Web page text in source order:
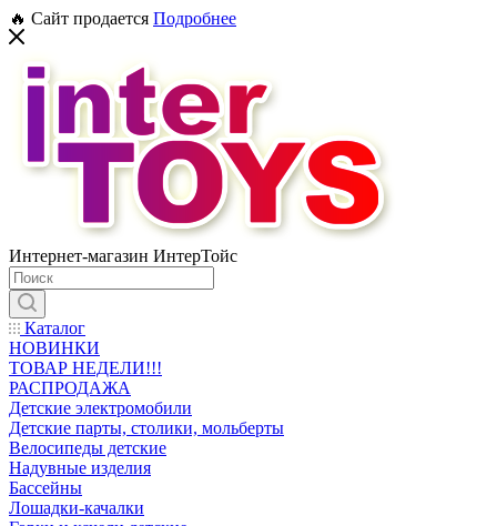
🔥 Сайт продается Подробнее
Интернет-магазин ИнтерТойс
Каталог
НОВИНКИ
ТОВАР НЕДЕЛИ!!!
РАСПРОДАЖА
Детские электромобили
Детские парты, столики, мольберты
Велосипеды детские
Надувные изделия
Бассейны
Лошадки-качалки